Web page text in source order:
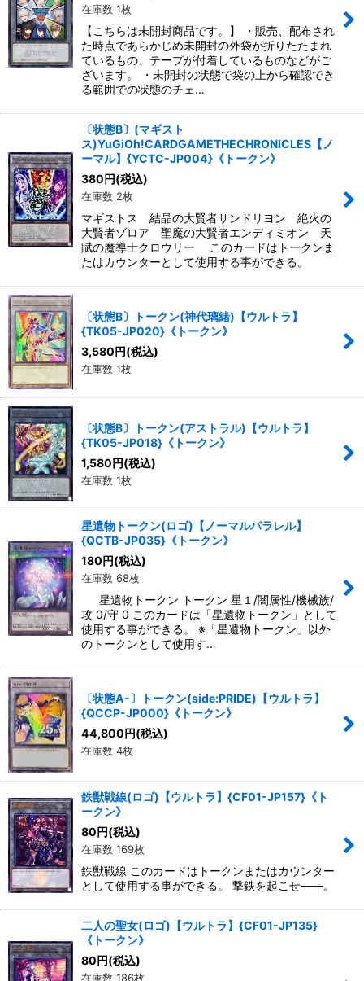
在庫数 1枚
【こちらは未開封商品です。】 ・販売、配布され
た時点であらかじめ未開封の外袋が折りたたまれ
ているもの、テープが付着しているものなどがご
ざいます。 ・未開封の状態で袋の上から確認でき
る範囲での状態のチェ…
〔状態B〕(マギスト
ス)YuGiOh!CARDGAMETHECHRONICLES【ノ
ーマル】{YCTC-JP004}《トークン》
380円(税込)
在庫数 2枚
マギストス 結晶の大賢者サンドリヨン 絶火の
大賢者ゾロア 聖魔の大賢者エンディミオン 天
賦の魔導士クロウリー このカードはトークンま
たはカウンターとして使用する事ができる。
〔状態B〕トークン(神代璃緒)【ウルトラ】
{TK05-JP020}《トークン》
3,580円(税込)
在庫数 1枚
〔状態B〕トークン(アストラル)【ウルトラ】
{TK05-JP018}《トークン》
1,580円(税込)
在庫数 1枚
星遺物トークン(ロゴ)【ノーマルパラレル】
{QCTB-JP035}《トークン》
180円(税込)
在庫数 68枚
星遺物トークン トークン 星１/闇属性/機械族/
攻 0/守 0 このカードは「星遺物トークン」として
使用する事ができる。 ※「星遺物トークン」以外
のトークンとして使用す…
〔状態A-〕トークン(side:PRIDE)【ウルトラ】
{QCCP-JP000}《トークン》
44,800円(税込)
在庫数 4枚
鉄獣戦線(ロゴ)【ウルトラ】{CF01-JP157}《ト
ークン》
80円(税込)
在庫数 169枚
鉄獣戦線 このカードはトークンまたはカウンター
として使用する事ができる。 撃鉄を起こせ――。
二人の聖女(ロゴ)【ウルトラ】{CF01-JP135}
《トークン》
80円(税込)
在庫数 186枚